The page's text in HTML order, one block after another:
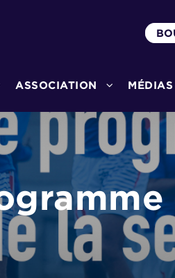
ASSOCIATION MÉDIAS